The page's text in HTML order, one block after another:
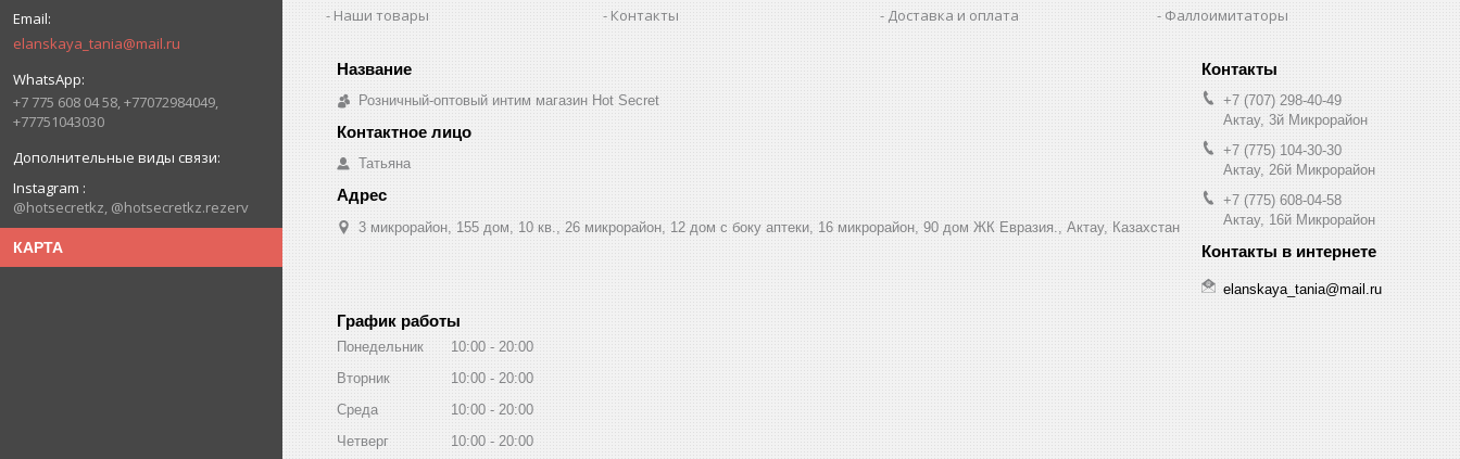
elanskaya_tania@mail.ru
+7 775 608 04 58, +77072984049,
+77751043030
Instagram
@hotsecretkz, @hotsecretkz.rezerv
КАРТА
Наши товары
Контакты
Доставка и оплата
Фаллоимитаторы
Розничный-оптовый интим магазин Hot Secret
Татьяна
3 микрорайон, 155 дом, 10 кв., 26 микрорайон, 12 дом с боку аптеки, 16 микрорайон, 90 дом ЖК Евразия., Актау, Казахстан
+7 (707) 298-40-49
Актау, 3й Микрорайон
+7 (775) 104-30-30
Актау, 26й Микрорайон
+7 (775) 608-04-58
Актау, 16й Микрорайон
elanskaya_tania@mail.ru
График работы
Понедельник 10:00
20:00
Вторник
10:00
20:00
Среда
10:00
20:00
Четверг
10:00 20:00